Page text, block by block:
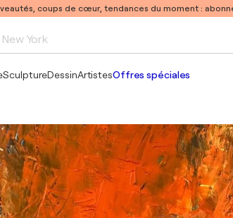
coups de cœur, tendances du moment :
New York
Pablo Picasso
SculptureDessinArtistesOffres spéciales